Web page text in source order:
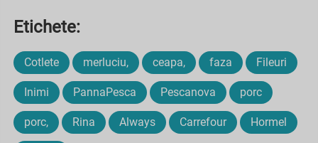
Etichete:
Cotlete merluciu, ceapa, faza Fileuri
Inimi PannaPesca Pescanova porc
porc, Rina Always Carrefour Hormel